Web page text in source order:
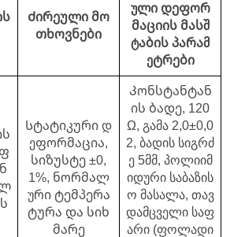
Ძირეული მო
თხოვნები
ული დეფორ
მაციის მასშ
ტაბის პარამ
ეტრები
Სტატიკური დ
ეფორმაცია,
სიზუსტე ±0,
1%, ნორმალ
ური ტემპერა
ტურა და სიხ
მარე
Კონსტანტან
ის ბადე, 120
Ω, გამა 2,0±0,0
2, ბადის სიგრძ
ე 5მმ, პოლიიმ
იდური საბაზის
ო მასალა, თავ
დამცველი საფ
არი (ფოლადი